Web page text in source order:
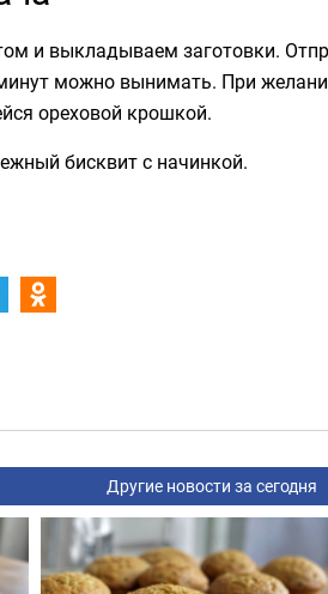
и выкладываем заготовки.
можно вынимать. При
ореховой крошкой.
бисквит с начинкой.
Другие новости за сегодня